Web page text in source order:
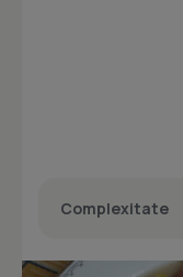
Complexitate